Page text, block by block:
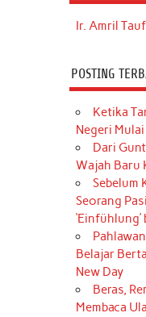
Ir. Amril
POSTING
Ketika
Negeri
Dari
Wajah Baru
Sebelum
Seorang
Belajar
New Day
Beras,
Membaca